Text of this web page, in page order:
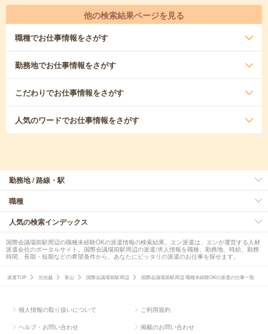
他の検索結果ページを見る
職種でお仕事情報をさがす
勤務地でお仕事情報をさがす
こだわりでお仕事情報をさがす
人気のワードでお仕事情報をさがす
勤務地 / 路線・駅
職種
人気の検索インデックス
国際会議場前駅周辺の職種未経験OKの派遣情報の検索結果。エン派遣は、エンが運営する人材
派遣会社のポータルサイト。国際会議場前駅周辺の派遣/求人情報を職種、勤務地、時給、勤務
時間、長期・短期などの希望条件から、あなたにピッタリの派遣のお仕事を探せます。
派遣TOP 北信越 富山 国際会議場前駅周辺 国際会議場前駅周辺 職種未経験OKの派遣の仕事一覧
個人情報の取り扱いについて ご利用規約
ヘルプ・お問い合わせ 掲載のお問い合わせ